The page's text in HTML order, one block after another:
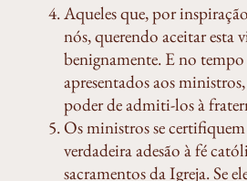
Aqueles que, por
nós, querendo aceitar esta
benignamente. E no
apresentados aos
poder de admiti-los à
Os ministros se certifiquem
verdadeira adesão à fé
sacramentos da Igreja. Se